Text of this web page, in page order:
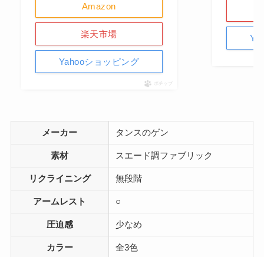
Amazon
楽天市場
Yahooショッピング
ポチップ
メーカー タンスのゲン
素材 スエード調ファブリック
リクライニング 無段階
アームレスト ○
圧迫感 少なめ
カラー 全3色